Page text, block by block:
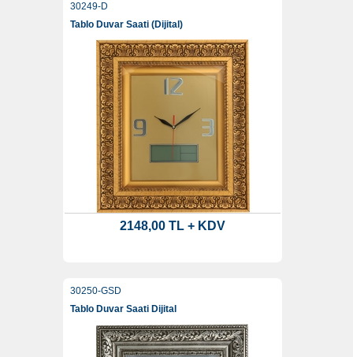
30249-D
Tablo Duvar Saati (Dijital)
2148,00 TL + KDV
30250-GSD
Tablo Duvar Saati Dijital